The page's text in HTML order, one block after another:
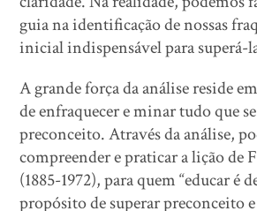
guia na identificação de nossas
inicial indispensável para superá-
A grande força da análise reside
de enfraquecer e minar tudo que
preconceito. Através da análise,
compreender e praticar a lição de
(1885-1972), para quem “educar é
propósito de superar preconceito